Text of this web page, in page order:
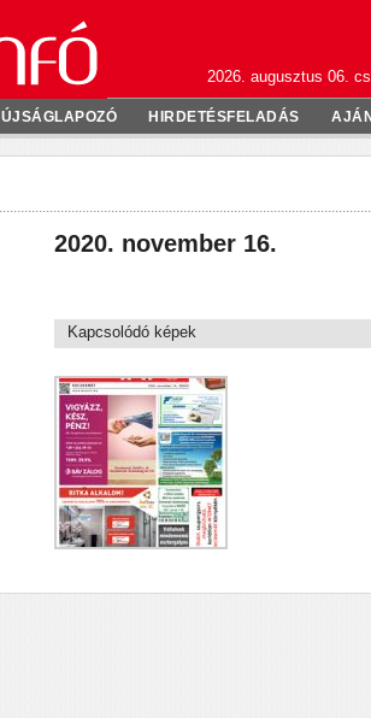
2026. augusztus 06.
ÚJSÁGLAPOZÓ HIRDETÉSFELADÁS
2020. november 16.
Kapcsolódó képek